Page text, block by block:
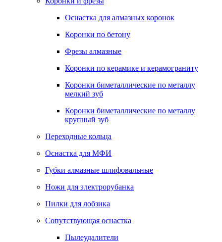
Оснастка для алмазных коронок
Коронки по бетону
Фрезы алмазные
Коронки по керамике и керамограниту
Коронки биметаллические по металлу
мелкий зуб
Коронки биметаллические по металлу
крупный зуб
Переходные кольца
Оснастка для МФИ
Губки алмазные шлифовальные
Ножи для электрорубанка
Пилки для лобзика
Сопутствующая оснастка
Пылеудалители